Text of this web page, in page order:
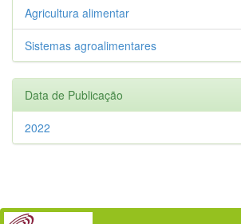
Agricultura alimentar
Sistemas agroalimentares
Data de Publicação
2022